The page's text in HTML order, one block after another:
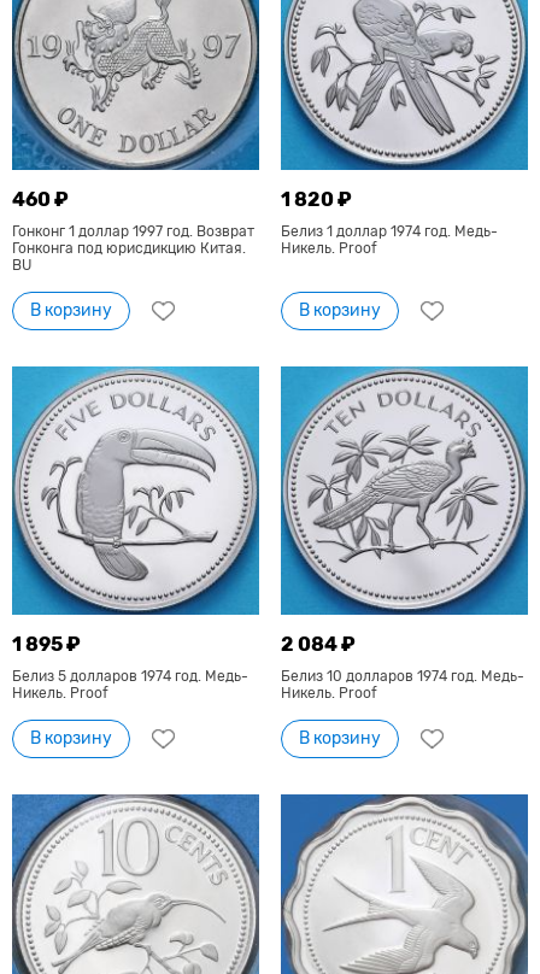
460 ₽
Гонконг 1 доллар 1997 год. Возврат
Гонконга под юрисдикцию Китая.
BU
В корзину
1 820 ₽
Белиз 1 доллар 1974 год. Медь-
Никель. Proof
В корзину
1 895 ₽
Белиз 5 долларов 1974 год. Медь-
Никель. Proof
В корзину
2 084 ₽
Белиз 10 долларов 1974 год. Медь-
Никель. Proof
В корзину